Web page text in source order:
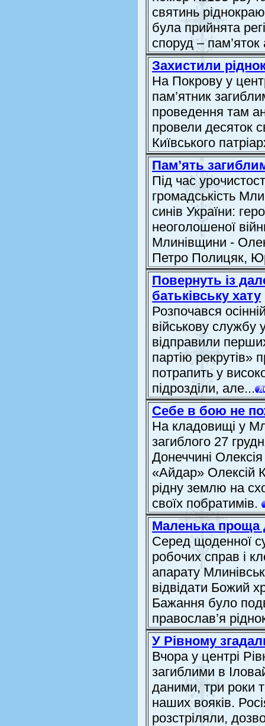
святинь
була прийнята
споруд – пам’яток
Захистили
На Покрову у
пам’ятник
проведення там
провели десяток
Київського
Пам’ять
Під час
громадськість
синів України:
неоголошеної
Млинівщини -
Петро Полицяк,
Повернуть із
батьківську хату
Розпочався
військову службу
відправили
партію рекрутів»
потрапить у
підрозділи, але...
Себе в бою не
На кладовищі у
загиблого 27
Донеччині
«Айдар» Олексій
рідну землю на
своїх побратимів.
Маленька проща
Серед щоденної
робочих справ і
апарату
відвідати Божий
Бажання було
православ’я
У Рівному
Вчора у центрі
загиблими в
даними, три роки
наших вояків.
розстріляли,